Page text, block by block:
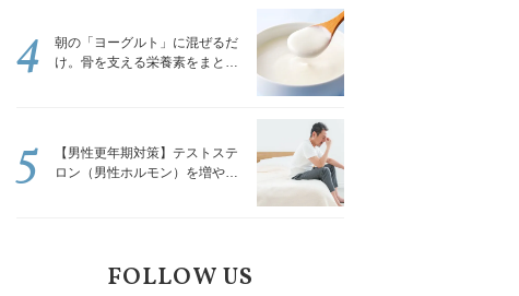
朝の「ヨーグルト」に混ぜるだ
け。骨を支える栄養素をまとめ
4
【男性更年期対策】テストステ
ロン（男性ホルモン）を増やす
5
FOLLOW US